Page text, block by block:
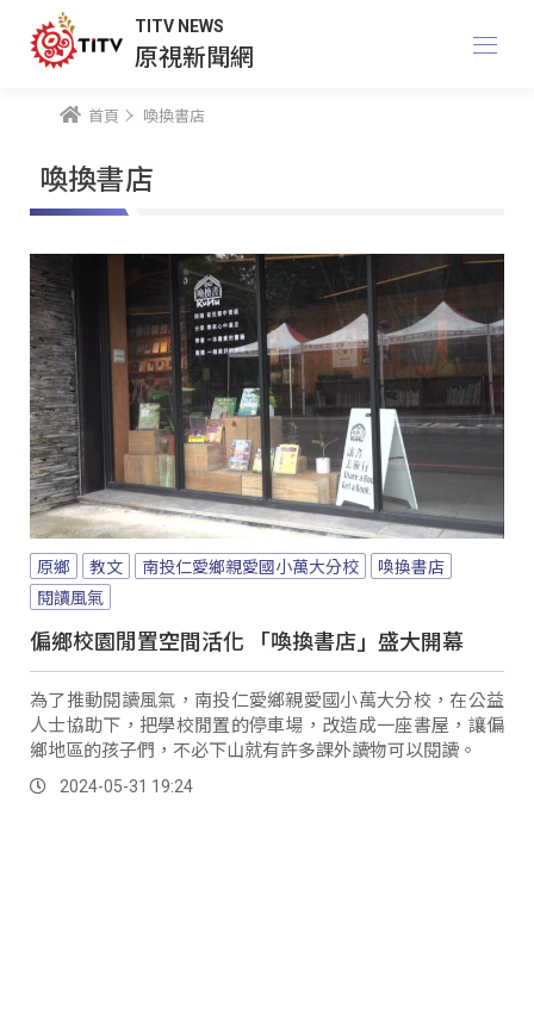
TITV NEWS
原視新聞網
首頁 喚換書店
喚換書店
原鄉 教文 南投仁愛鄉親愛國小萬大分校
喚換書店
閱讀風氣
偏鄉校園閒置空間活化 「喚換書店」盛大開幕
為了推動閱讀風氣，南投仁愛鄉親愛國小萬大分校，在公益
人士協助下，把學校閒置的停車場，改造成一座書屋，讓偏
鄉地區的孩子們，不必下山就有許多課外讀物可以閱讀。
2024-05-31 19:24